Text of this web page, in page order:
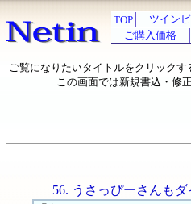
TOP ツイン
ご購入価格
ご覧になりたいタイトルをクリック
この画面では新規書込・修
56. うさっぴーさんも